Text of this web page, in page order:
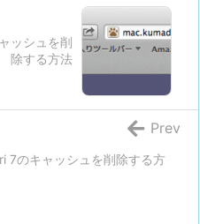
ッシュを削
除する方法
7のキャッシュを削除する方
Prev